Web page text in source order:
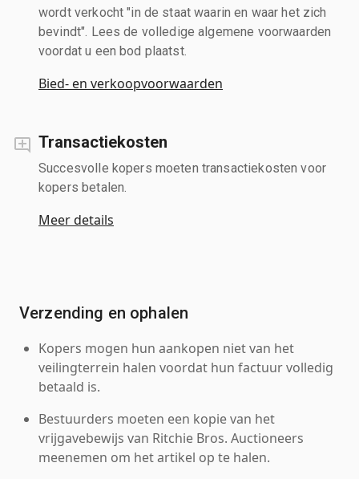
wordt verkocht "in de staat waarin en waar het zich
bevindt". Lees de volledige algemene voorwaarden
voordat u een bod plaatst.
Bied- en verkoopvoorwaarden
Transactiekosten
Succesvolle kopers moeten transactiekosten voor
kopers betalen.
Meer details
Verzending en ophalen
Kopers mogen hun aankopen niet van het
veilingterrein halen voordat hun factuur volledig
betaald is.
Bestuurders moeten een kopie van het
vrijgavebewijs van Ritchie Bros. Auctioneers
meenemen om het artikel op te halen.